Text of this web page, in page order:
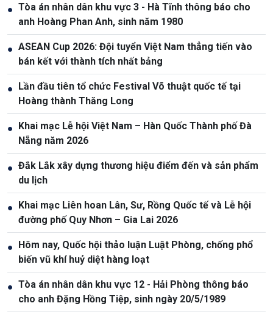
● Tòa án nhân dân khu vực 3 - Hà Tĩnh thông báo cho
anh Hoàng Phan Anh, sinh năm 1980
● ASEAN Cup 2026: Đội tuyển Việt Nam thẳng tiến vào
bán kết với thành tích nhất bảng
● Lần đầu tiên tổ chức Festival Võ thuật quốc tế tại
Hoàng thành Thăng Long
● Khai mạc Lễ hội Việt Nam – Hàn Quốc Thành phố Đà
Nẵng năm 2026
● Đắk Lắk xây dựng thương hiệu điểm đến và sản phẩm
du lịch
● Khai mạc Liên hoan Lân, Sư, Rồng Quốc tế và Lễ hội
đường phố Quy Nhơn – Gia Lai 2026
● Hôm nay, Quốc hội thảo luận Luật Phòng, chống phổ
biến vũ khí huỷ diệt hàng loạt
● Tòa án nhân dân khu vực 12 - Hải Phòng thông báo
cho anh Đặng Hồng Tiệp, sinh ngày 20/5/1989